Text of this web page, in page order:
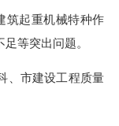
筑起重机械特种作
足等突出问题。
、市建设工程质量